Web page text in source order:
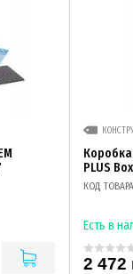
PLUS
КОД
Есть в
2 472